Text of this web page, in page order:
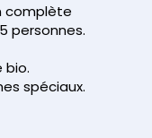
complète
personnes.
bio.
spéciaux.